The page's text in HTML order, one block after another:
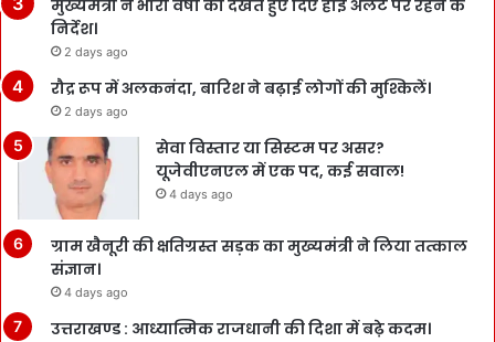
मुख्यमंत्री ने भारी वर्षा को देखते हुए दिए हाई अलर्ट पर रहने के
निर्देश।
2 days ago
रौद्र रूप में अलकनंदा, बारिश ने बढ़ाई लोगों की मुश्किलें।
2 days ago
सेवा विस्तार या सिस्टम पर असर?
यूजेवीएनएल में एक पद, कई सवाल!
4 days ago
ग्राम खैनूरी की क्षतिग्रस्त सड़क का मुख्यमंत्री ने लिया तत्काल
संज्ञान।
4 days ago
उत्तराखण्ड : आध्यात्मिक राजधानी की दिशा में बढ़े कदम।